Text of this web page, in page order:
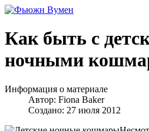
Как быть с
ночными
Информация о материале
Автор: Fiona Baker
Создано: 27 июля 2012